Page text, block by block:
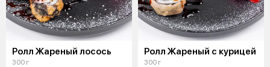
Ролл Жареный лосось
300 г
Ролл Жареный с курицей
300 г